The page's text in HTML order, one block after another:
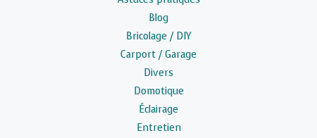
Blog
Bricolage / DIY
Carport / Garage
Divers
Domotique
Éclairage
Entretien